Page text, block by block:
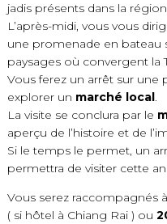
jadis présents dans la
L’après-midi, vous vous
une promenade en bateau
paysages où convergent la
Vous ferez un arrêt sur une
explorer un marché local.
La visite se conclura par le
aperçu de l’histoire et de
Si le temps le permet, un
permettra de visiter cette
Vous serez raccompagnés
( si hôtel à Chiang Rai ) ou